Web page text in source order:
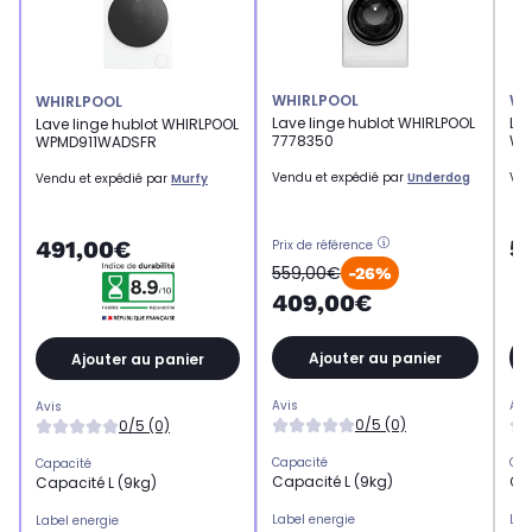
WHIRLPOOL
Lave linge hublot WHIRLPOOL
WPMD911WADSFR
Vendu et expédié par Murfy
491,00€
Ajouter au panier
Avis
0/5 (0)
Capacité
Capacité L (9kg)
Label energie
WHIRLPOOL
Lave linge hublot WHIRLPOOL
7778350
Vendu et expédié par Underdog
Prix de référence
559,00€ -26%
409,00€
Ajouter au panier
Avis
0/5 (0)
Capacité
Capacité L (9kg)
Label energie